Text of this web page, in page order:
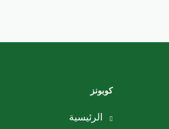
كوبونز
الرئيسية